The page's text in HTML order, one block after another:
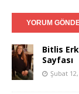
Bitlis
Sayfası
Şubat